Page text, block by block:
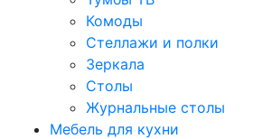
Комоды
Стеллажи и полки
Зеркала
Столы
Журнальные столы
Мебель для кухни